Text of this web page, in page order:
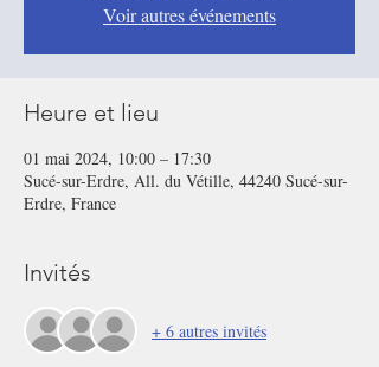
Voir autres événements
Heure et lieu
01 mai 2024, 10:00 – 17:30
Sucé-sur-Erdre, All. du Vétille, 44240 Sucé-sur-
Erdre, France
Invités
+ 6 autres invités